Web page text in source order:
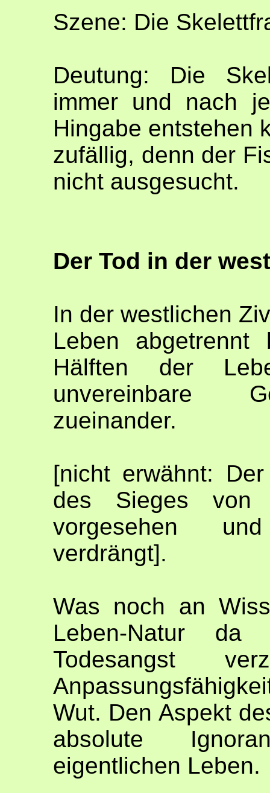
Szene: Die
Deutung: Die
immer und nach
Hingabe entstehen
zufällig, denn der
nicht ausgesucht.
Der Tod in der
In der westlichen
Leben abgetrennt
Hälften der
unvereinbare
zueinander.
[nicht erwähnt:
des Sieges
vorgesehen
verdrängt].
Was noch an
Leben-Natur
Todesangst
Wut. Den Aspekt
absolute
eigentlichen Leben.